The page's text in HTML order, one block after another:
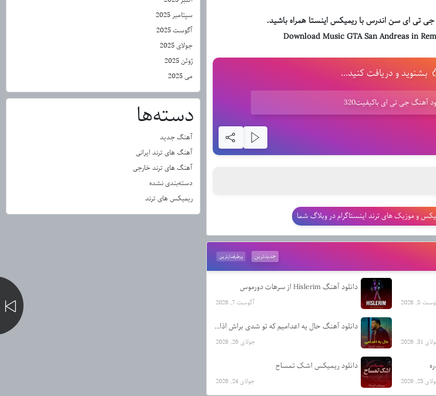
جی تی ای سن اندرس با ریمیکس اینستا همراه باشید.
Download MusicGTA San Andreasin
بشنوید و دریافت کنید...
آهنگ جی تی ای باکیفیت320
و موزیک های ترند اینستاگرام در وبلاگ شما
پرطرفدارترین جدیدترین
8, 2026
دانلود آهنگ Hislerim از سرهات دورموس
آگوست 7, 2026
31, 2026
دانلود آهنگ حال یه اعدامیم که تو شدی براش اذان از رضا کرمی تارا
جولای 26, 2026
25, 2026
دانلود ریمیکس اشک تمساح
جولای 24, 2026
سپتامبر 2025
آگوست 2025
جولای 2025
ژوئن 2025
می 2025
دسته‌ها
آهنگ جدید
آهنگ های ترند ایرانی
آهنگ های ترند خارجی
دسته‌بندی نشده
ریمیکس های ترند